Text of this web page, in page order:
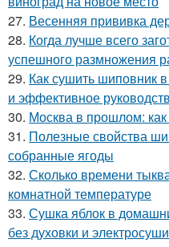
27. Весенняя прививка
28. Когда лучше всего
успешного размножения
29. Как сушить шиповник
и эффективное
30. Москва в прошлом:
31. Полезные свойства
собранные ягоды
32. Сколько времени
комнатной температуре
33. Сушка яблок в
без духовки и